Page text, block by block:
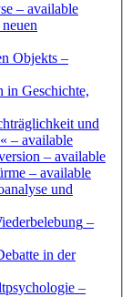
– available
Objekts –
in Geschichte,
und
– available
– available
– available
und
–
in der
–